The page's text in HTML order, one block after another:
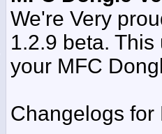
We're Very
1.2.9 beta.
your MFC
Changelogs for